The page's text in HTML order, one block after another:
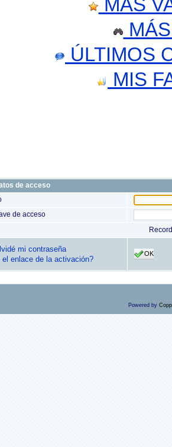
MÁS
ÚLTIMOS
MIS
de acceso
de acceso
mi contraseña
enlace de la activación?
OK
Powered by